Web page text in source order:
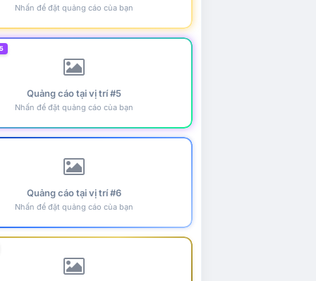
Nhấn để đặt quảng cáo của bạn
Quảng cáo tại vị trí #5
Nhấn để đặt quảng cáo của bạn
Quảng cáo tại vị trí #6
Nhấn để đặt quảng cáo của bạn